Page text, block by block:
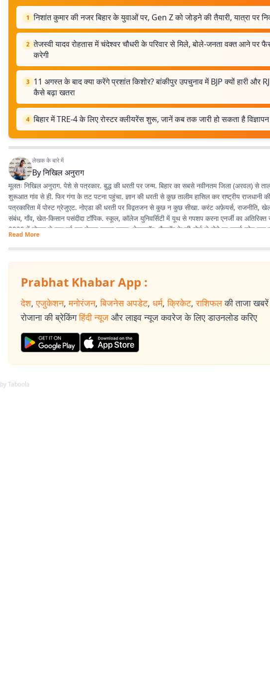
1 निशांत कुमार की नजर बिहार के युवाओं पर, Gen Z को जोड़ने की तैयारी, यात्रा पर
2 तेजस्वी यादव रोहतास में चंदेश्वर चौधरी के परिवार से मिले, बोले-जनता वक्त आने पर
करेगी
3 11 अगस्त के बाद क्या करेंगे प्रशांत किशोर? बांकीपुर उपचुनाव में BJP क्यों हारी और
कैसे बढ़ा खतरा
4 बिहार में TRE-4 के लिए रोस्टर क्लीयरेंस शुरू, जानें कब तक जारी हो सकता है विज्ञापन
लेखक के बारे में
Byनिखिल अनुराग
मूलतः निखिल अनुराग. पेशे से पत्रकार. बुद्ध की धरती पर जन्म. बिहार का सबसे नवीनतम जिला (अरवल) से
शुरूआत गांव से ही. फिर गंगा के तट पटना पहुंचा. ज्ञान की धरती से कुछ तालीम हासिल कर राष्ट्रीय राजधानी
पत्रकारिता में पोस्ट ग्रेजुएट. नोएडा की धरती पर विद्वतजन से कुछ न कुछ सीखा. करंट अफ़ेयर्स, राजनीति,
संबंध, गाँव, खेत-किसान पसंदीदा टॉपिक. स्कूल, कॉलेज युनिवर्सिटी में यूथ से गपशप करना एनर्जी का अतिरिक्त
2020 में नोएडा से शुरू हुई इस लेखन यात्रा कलम, डेस्कटॉप, लैपटॉप के की-बोर्ड से होते हुए स्मार्ट फोन तक
ज्यों उम्र बढ़ रही है, सीखने, पढ़ने, लिखने की भूख भी बढ़ रही है.
Read More
Prabhat Khabar App :
देश, एजुकेशन, मनोरंजन, बिजनेस अपडेट, धर्म, क्रिकेट, राशिफल की ताजा
रोजाना की ब्रेकिंग हिंदी न्यूज और लाइव न्यूज कवरेज के लिए डाउनलोड करिए
by Taboola